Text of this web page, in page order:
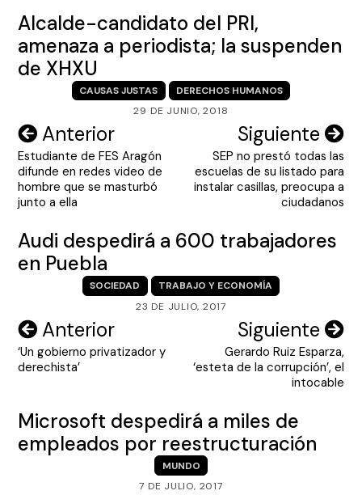
Alcalde-candidato del PRI,
amenaza a periodista; la suspenden
de XHXU
CAUSAS JUSTAS
DERECHOS HUMANOS
29 DE JUNIO, 2018
Navegación
de
entradas
Anterior
Estudiante de FES Aragón
difunde en redes video de
hombre que se masturbó
junto a ella
Siguiente
SEP no prestó todas las
escuelas de su listado para
instalar casillas, preocupa a
ciudadanos
Audi despedirá a 600 trabajadores
en Puebla
SOCIEDAD
TRABAJO Y ECONOMÍA
23 DE JULIO, 2017
Navegación
de
Anterior
‘Un gobierno privatizador y
derechista’
Siguiente
Gerardo Ruiz Esparza,
‘esteta de la corrupción’, el
intocable
Microsoft despedirá a miles de
empleados por reestructuración
MUNDO
7 DE JULIO, 2017